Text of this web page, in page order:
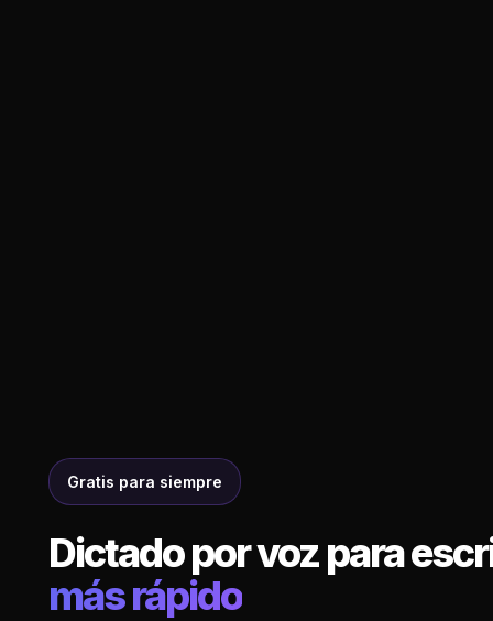
Gratis para siempre
Dictado por voz para
más rápido